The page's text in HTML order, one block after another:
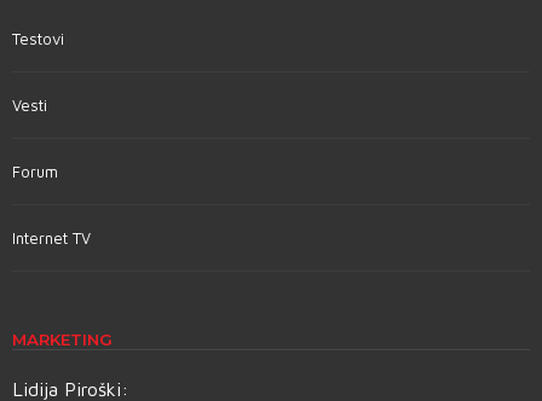
Testovi
Vesti
Forum
Internet TV
MARKETING
Lidija Piroški: